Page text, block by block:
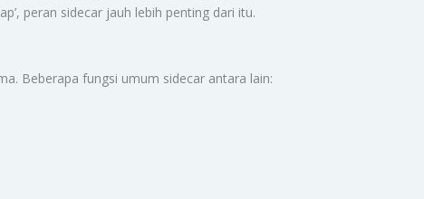
peran sidecar jauh lebih penting dari itu.
Beberapa fungsi umum sidecar antara lain: